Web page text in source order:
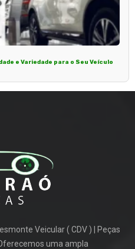
e Variedade para o Seu Veículo
Veicular ( CDV ) | Peças
uma ampla